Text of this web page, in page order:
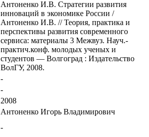
Антоненко И.В. Стратегии развития
инноваций в экономике России /
Антоненко И.В. // Теория, практика и
перспективы развития современного
сервиса: материалы 3 Межвуз. Науч.-
практич.конф. молодых ученых и
студентов — Волгоград : Издательство
ВолГУ, 2008.
-
-
2008
Антоненко Игорь Владимирович
-